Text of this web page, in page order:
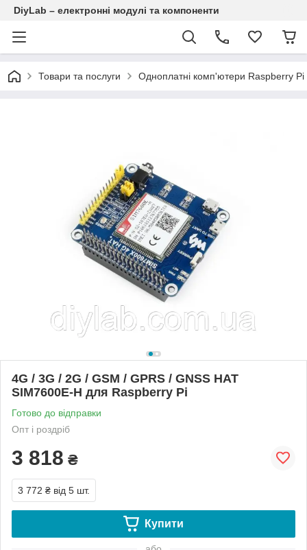
DiyLab – електронні модулі та компоненти
Товари та послуги Одноплатні комп'ютери Raspberry Pi
4G / 3G / 2G / GSM / GPRS / GNSS HAT
SIM7600E-H для Raspberry Pi
Готово до відправки
Опт і роздріб
3 818 ₴
3 772 ₴ від 5 шт.
Купити